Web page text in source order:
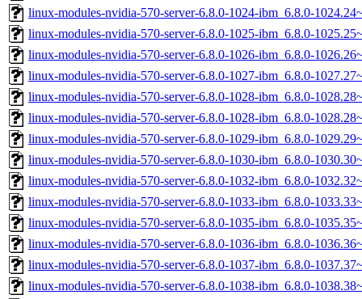
linux-modules-nvidia-570-server-6.8.0-1024-ibm_6.8.0-
linux-modules-nvidia-570-server-6.8.0-1025-ibm_6.8.0-
linux-modules-nvidia-570-server-6.8.0-1026-ibm_6.8.0-
linux-modules-nvidia-570-server-6.8.0-1027-ibm_6.8.0-
linux-modules-nvidia-570-server-6.8.0-1028-ibm_6.8.0-
linux-modules-nvidia-570-server-6.8.0-1028-ibm_6.8.0-
linux-modules-nvidia-570-server-6.8.0-1029-ibm_6.8.0-
linux-modules-nvidia-570-server-6.8.0-1030-ibm_6.8.0-
linux-modules-nvidia-570-server-6.8.0-1032-ibm_6.8.0-
linux-modules-nvidia-570-server-6.8.0-1033-ibm_6.8.0-
linux-modules-nvidia-570-server-6.8.0-1035-ibm_6.8.0-
linux-modules-nvidia-570-server-6.8.0-1036-ibm_6.8.0-
linux-modules-nvidia-570-server-6.8.0-1037-ibm_6.8.0-
linux-modules-nvidia-570-server-6.8.0-1038-ibm_6.8.0-